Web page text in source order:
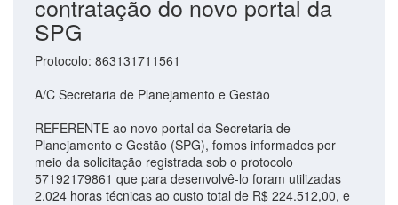
contratação do novo portal da
SPG
Protocolo: 863131711561
A/C Secretaria de Planejamento e Gestão
REFERENTE ao novo portal da Secretaria de
Planejamento e Gestão (SPG), fomos informados por
meio da solicitação registrada sob o protocolo
57192179861 que para desenvolvê-lo foram utilizadas
2.024 horas técnicas ao custo total de R$ 224.512,00, e